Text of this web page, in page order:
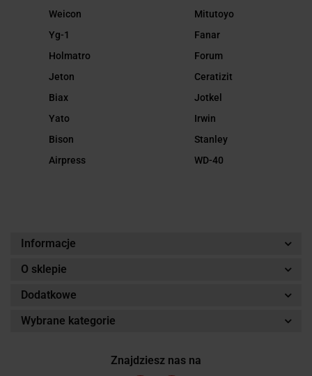
Weicon
Yg-1
Holmatro
Jeton
Biax
Yato
Bison
Airpress
Mitutoyo
Fanar
Forum
Ceratizit
Jotkel
Irwin
Stanley
WD-40
Informacje
O sklepie
Dodatkowe
Wybrane kategorie
Znajdziesz nas na